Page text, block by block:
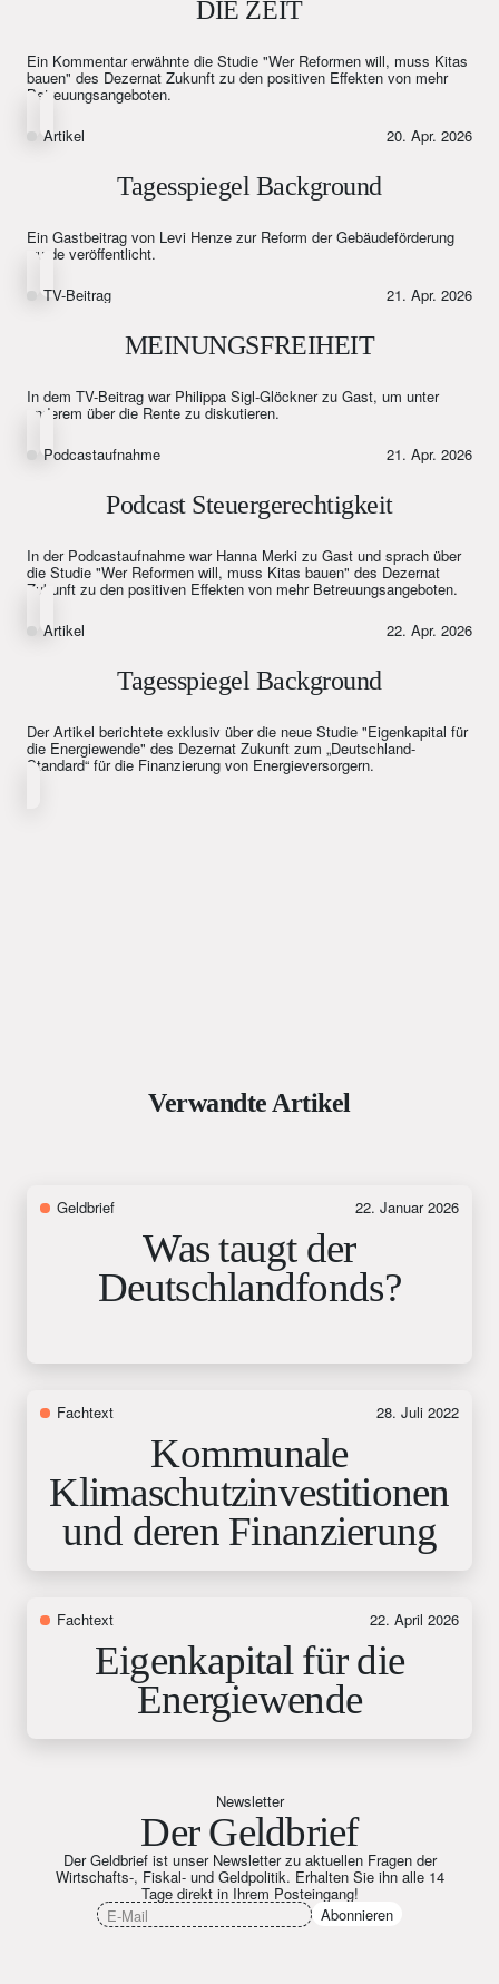
DIE ZEIT
Ein Kommentar erwähnte die Studie "Wer Reformen will, muss Kitas
bauen" des Dezernat Zukunft zu den positiven Effekten von mehr
Betreuungsangeboten.
Artikel
20. Apr. 2026
Tagesspiegel Background
Ein Gastbeitrag von Levi Henze zur Reform der Gebäudeförderung
wurde veröffentlicht.
TV-Beitrag
21. Apr. 2026
MEINUNGSFREIHEIT
In dem TV-Beitrag war Philippa Sigl-Glöckner zu Gast, um unter
anderem über die Rente zu diskutieren.
Podcastaufnahme
21. Apr. 2026
Podcast Steuergerechtigkeit
In der Podcastaufnahme war Hanna Merki zu Gast und sprach über
die Studie "Wer Reformen will, muss Kitas bauen" des Dezernat
Zukunft zu den positiven Effekten von mehr Betreuungsangeboten.
Artikel
22. Apr. 2026
Tagesspiegel Background
Der Artikel berichtete exklusiv über die neue Studie "Eigenkapital für
die Energiewende" des Dezernat Zukunft zum „Deutschland-
Standard“ für die Finanzierung von Energieversorgern.
Verwandte Artikel
Geldbrief 22. Januar 2026
Was taugt der
Deutschlandfonds?
Fachtext 28. Juli 2022
Kommunale
Klimaschutzinvestitionen
und deren Finanzierung
Fachtext 22. April 2026
Eigenkapital für die
Energiewende
Newsletter
Der Geldbrief
Der Geldbrief ist unser Newsletter zu aktuellen Fragen der
Wirtschafts-, Fiskal- und Geldpolitik. Erhalten Sie ihn alle 14
Tage direkt in Ihrem Posteingang!